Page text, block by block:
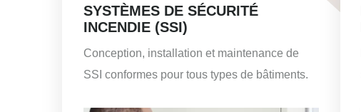
SYSTÈMES DE SÉCURITÉ
INCENDIE (SSI)
Conception, installation et maintenance de
SSI conformes pour tous types de bâtiments.